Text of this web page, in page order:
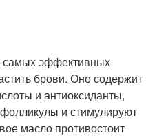
самых эффективных
брови. Оно содержит
и антиоксиданты,
и стимулируют
масло противостоит